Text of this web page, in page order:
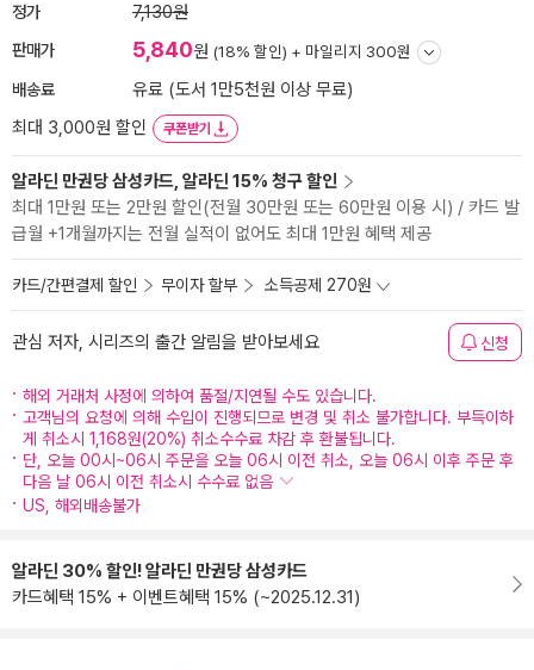
정가 7,130원
판매가 5,840원 (18% 할인) + 마일리지 300원
배송료
유료 (도서 1만5천원 이상 무료)
최대 3,000원 할인
쿠폰받기
알라딘 만권당 삼성카드, 알라딘 15% 청구 할인
최대 1만원 또는 2만원 할인(전월 30만원 또는 60만원 이용 시) / 카드 발
급월 +1개월까지는 전월 실적이 없어도 최대 1만원 혜택 제공
카드/간편결제 할인 무이자 할부 소득공제 270원
관심 저자, 시리즈의 출간 알림을 받아보세요 신청
해외 거래처 사정에 의하여 품절/지연될 수도 있습니다.
고객님의 요청에 의해 수입이 진행되므로 변경 및 취소 불가합니다. 부득이하
게 취소시 1,168원(20%) 취소수수료 차감 후 환불됩니다.
단, 오늘 00시~06시 주문을 오늘 06시 이전 취소, 오늘 06시 이후 주문 후
다음 날 06시 이전 취소시 수수료 없음
US, 해외배송불가
알라딘 30% 할인! 알라딘 만권당 삼성카드
카드혜택 15% + 이벤트혜택 15% (~2025.12.31)